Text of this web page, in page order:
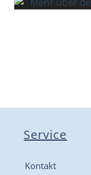
Service
Kontakt